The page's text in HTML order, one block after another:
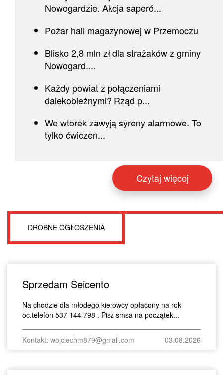
Nowogardzie. Akcja saperó...
Pożar hali magazynowej w Przemoczu
Blisko 2,8 mln zł dla strażaków z gminy
Nowogard....
Każdy powiat z połączeniami
dalekobieżnymi? Rząd p...
We wtorek zawyją syreny alarmowe. To
tylko ćwiczen...
Czytaj więcej
DROBNE OGŁOSZENIA
Sprzedam Seicento
Na chodzie dla młodego kierowcy opłacony na rok
oc.telefon 537 144 798 . Pisz smsa na początek...
Kontakt: wojciechm879@gmail.com 03.08.2026